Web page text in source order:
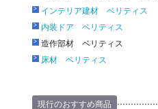
インテリア建材 ベリティス
内装ドア ベリティス
造作部材 ベリティス
床材 ベリティス
現行のおすすめ商品